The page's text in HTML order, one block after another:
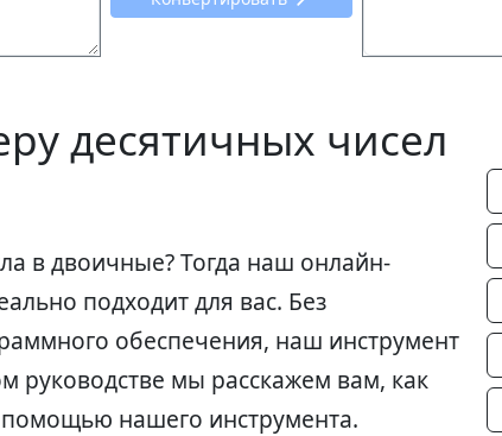
десятичных чисел
в двоичные? Тогда наш онлайн-
подходит для вас. Без
обеспечения, наш инструмент
руководстве мы расскажем вам, как
нашего инструмента.